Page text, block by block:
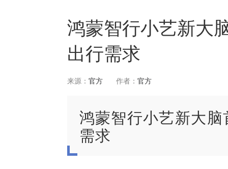
鸿蒙智行小艺新大
出行需求
来源： 官方 作者： 官方
鸿蒙智行小艺新大
需求